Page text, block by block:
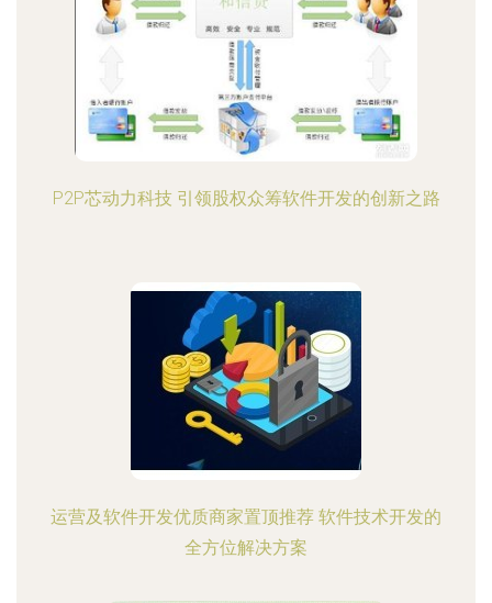
P2P芯动力科技 引领股权众筹软件开发的创新之路
运营及软件开发优质商家置顶推荐 软件技术开发的
全方位解决方案